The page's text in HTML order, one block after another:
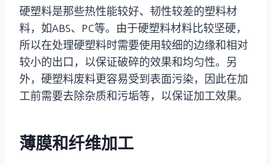
硬塑料是那些热性能较好、韧性较差的塑料材
料，如ABS、PC等。由于硬塑料材料比较坚硬，
所以在处理硬塑料时需要使用较细的边缘和相对
较小的出口，以保证破碎的效果和均匀性。另
外，硬塑料废料更容易受到表面污染，因此在加
工前需要去除杂质和污垢等，以保证加工效果。
薄膜和纤维加工